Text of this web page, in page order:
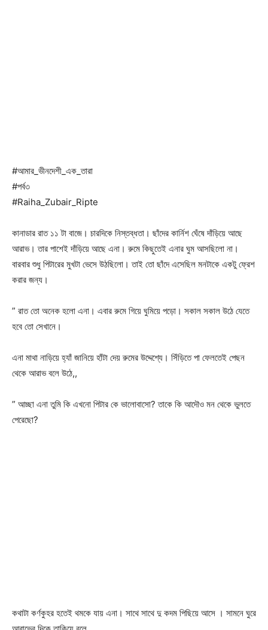
#আমার_ভীনদেশী_এক_তারা
#পর্ব৩
#Raiha_Zubair_Ripte
কানাডার রাত ১১ টা বাজে। চারদিকে নিস্তব্ধতা। ছাঁদের কার্নিশ ঘেঁষে দাঁড়িয়ে আছে
আরাভ। তার পাশেই দাঁড়িয়ে আছে এনা। রুমে কিছুতেই এনার ঘুম আসছিলো না।
বারবার শুধু পিটারের মুখটা ভেসে উঠছিলো। তাই তো ছাঁদে এসেছিল মনটাকে একটু ফ্রেশ
করার জন্য।
” রাত তো অনেক হলো এনা। এবার রুমে গিয়ে ঘুমিয়ে পড়ো। সকাল সকাল উঠে যেতে
হবে তো সেখানে।
এনা মাথা নাড়িয়ে হ্যাঁ জানিয়ে হাঁটা দেয় রুমের উদ্দেশ্যে। সিঁড়িতে পা ফেলতেই পেছন
থেকে আরাভ বলে উঠে,,
” আচ্ছা এনা তুমি কি এখনো পিটার কে ভালোবাসো? তাকে কি আদৌও মন থেকে ভুলতে
পেরেছো?
কথাটা কর্ণকুহর হতেই থমকে যায় এনা। সাথে সাথে দু কদম পিছিয়ে আসে । সামনে ঘুরে